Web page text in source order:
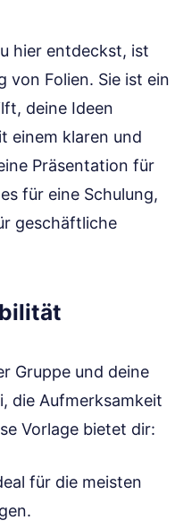
hier entdeckst, ist
von Folien. Sie ist ein
deine Ideen
einem klaren und
Präsentation für
für eine Schulung,
geschäftliche
Gruppe und deine
die Aufmerksamkeit
Vorlage bietet dir:
für die meisten